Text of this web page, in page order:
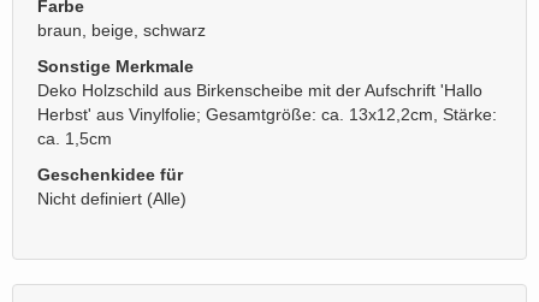
Farbe
braun, beige, schwarz
Sonstige Merkmale
Deko Holzschild aus Birkenscheibe mit der Aufschrift 'Hallo
Herbst' aus Vinylfolie; Gesamtgröße: ca. 13x12,2cm, Stärke:
ca. 1,5cm
Geschenkidee für
Nicht definiert (Alle)